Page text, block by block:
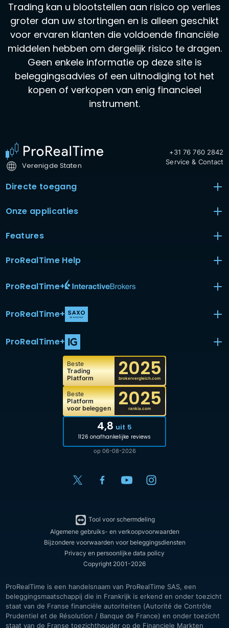
Trading kan u blootstellen aan risico op verlies
groter dan uw stortingen en is alleen geschikt
voor ervaren klanten die voldoende financiële
middelen hebben om dergelijk risico te dragen.
Geen enkele informatie op deze site is
beleggingsadvies of een uitnodiging tot het
kopen of verkopen van enig financieel
instrument.
Verenigde Staten
+31 76 760 2842
Service & Contact
Directe toegang
Onze applicaties
Features
ProRealTime Help
ProRealTime+
ProRealTime+
ProRealTime+
Beste
Trading
Platform
2025
brokervergleich.com
Beste
Platform
voor beleggen
2025
rankia.com
4,8 uit 5
1126 onafhankelijke reviews
op 06-08-2026
Tool voor schermdeling
Algemene gebruiks- en verkoopvoorwaarden
Bijzondere voorwaarden voor beleggingsdiensten
Privacy en persoonlijke data policy
Copyright 2001-2026
ProRealTime is een handelsnaam van ProRealTime SAS, een
beleggingsmaatschappij die in Frankrijk is erkend en onder toezicht
staat van de Franse financiële autoriteiten (Autorité de Contrôle
Prudentiel et de Résolution / Banque de France) en onder toezicht
staat van de Franse toezichthouder op de Financiele Markten